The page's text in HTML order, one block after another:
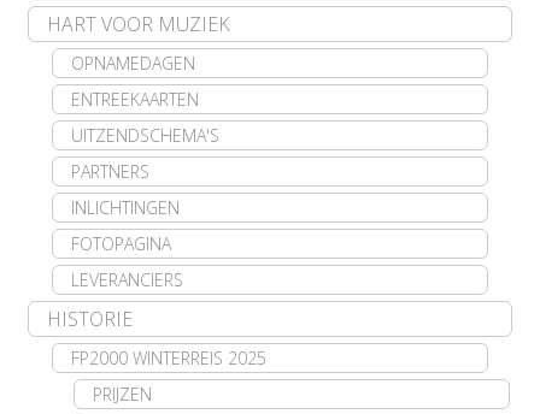
HART VOOR MUZIEK
OPNAMEDAGEN
ENTREEKAARTEN
UITZENDSCHEMA'S
PARTNERS
INLICHTINGEN
FOTOPAGINA
LEVERANCIERS
HISTORIE
FP2000 WINTERREIS 2025
PRIJZEN